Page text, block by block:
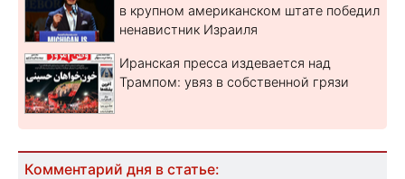
в крупном американском штате победил
ненавистник Израиля
Иранская пресса издевается над
Трампом: увяз в собственной грязи
Комментарий дня в статье: